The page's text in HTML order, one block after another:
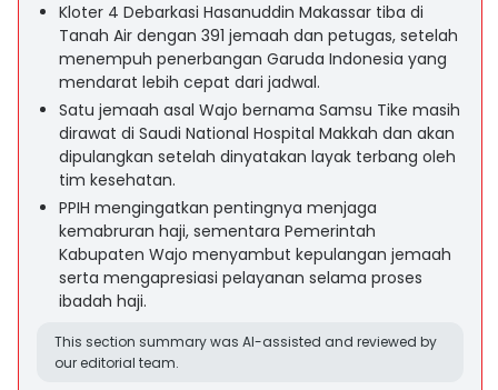
Kloter 4 Debarkasi Hasanuddin Makassar tiba di
Tanah Air dengan 391 jemaah dan petugas, setelah
menempuh penerbangan Garuda Indonesia yang
mendarat lebih cepat dari jadwal.
Satu jemaah asal Wajo bernama Samsu Tike masih
dirawat di Saudi National Hospital Makkah dan akan
dipulangkan setelah dinyatakan layak terbang oleh
tim kesehatan.
PPIH mengingatkan pentingnya menjaga
kemabruran haji, sementara Pemerintah
Kabupaten Wajo menyambut kepulangan jemaah
serta mengapresiasi pelayanan selama proses
ibadah haji.
This section summary was AI-assisted and reviewed by
our editorial team.